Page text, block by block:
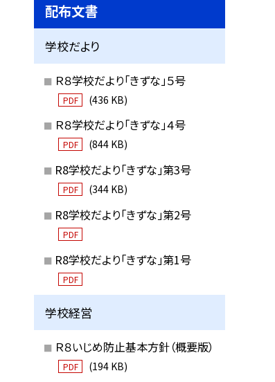
配布文書
学校だより
Ｒ８学校だより「きずな」５号
PDF (436 KB)
Ｒ８学校だより「きずな」４号
PDF (844 KB)
R8学校だより「きずな」第3号
PDF (344 KB)
R8学校だより「きずな」第2号
PDF
R8学校だより「きずな」第1号
PDF
学校経営
Ｒ８いじめ防止基本方針（概要版）
PDF (194 KB)